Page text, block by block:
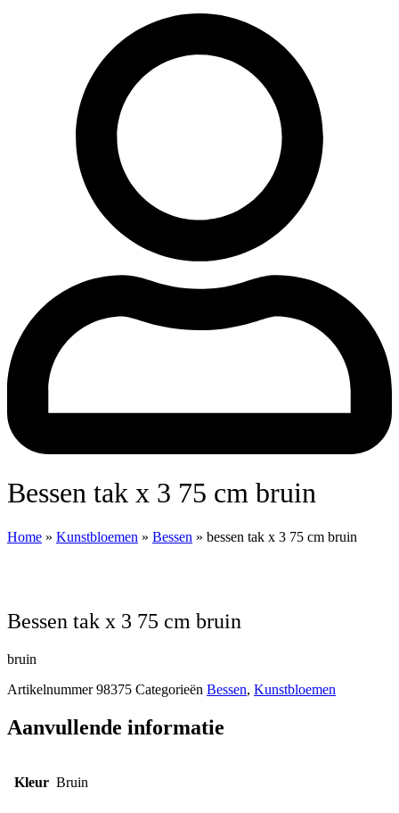
bessen tak x 3 75 cm bruin
Home » Kunstbloemen » Bessen » bessen tak x 3 75 cm bruin
bessen tak x 3 75 cm bruin
bruin
Artikelnummer98375 Categorieën Bessen, Kunstbloemen
Aanvullende informatie
Kleur Bruin